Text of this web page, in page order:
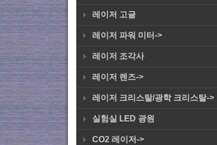
레이저 고글
레이저 파워 미터->
레이저 조각사
레이저 렌즈->
레이저 크리스탈/광학 크리스탈->
실험실 LED 광원
CO2 레이저->